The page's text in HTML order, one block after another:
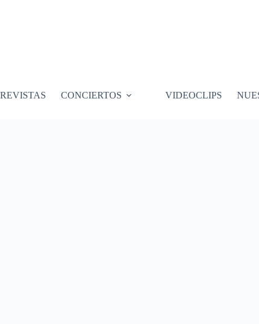
CONCIERTOS VIDEOCLIPS